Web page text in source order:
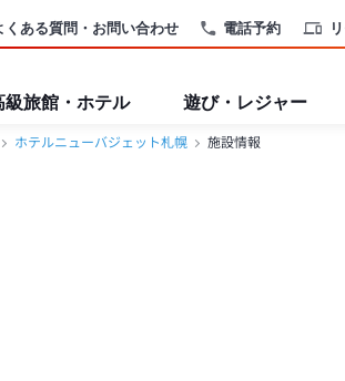
電話予約
くある質問・お問い合わせ
級旅館・ホテル 遊び・レジャー
ホテルニューバジェット札幌 施設情報